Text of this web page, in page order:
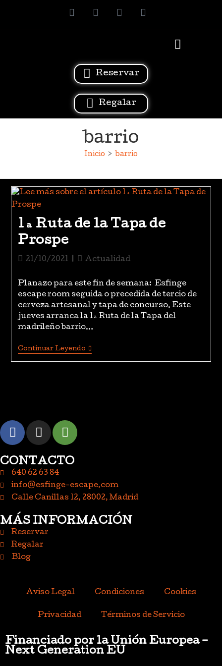
Reservar
Regalar
barrio
Inicio > barrio
1ª Ruta de la Tapa de
Prospe
21/10/2021 Actualidad
Planazo para este fin de semana: Esfinge
escape room seguida o precedida de tercio de
cerveza artesanal y tapa de concurso. Este
jueves arranca la 1ª Ruta de la Tapa del
madrileño barrio…
Continuar Leyendo
CONTACTO
640 62 63 84
info@esfinge-escape.com
Calle Canillas 12, 28002, Madrid
MÁS INFORMACIÓN
Reservar
Regalar
Blog
Aviso Legal Condiciones Cookies
Privacidad Términos de Servicio
Financiado por la Unión Europea –
Next Generation EU